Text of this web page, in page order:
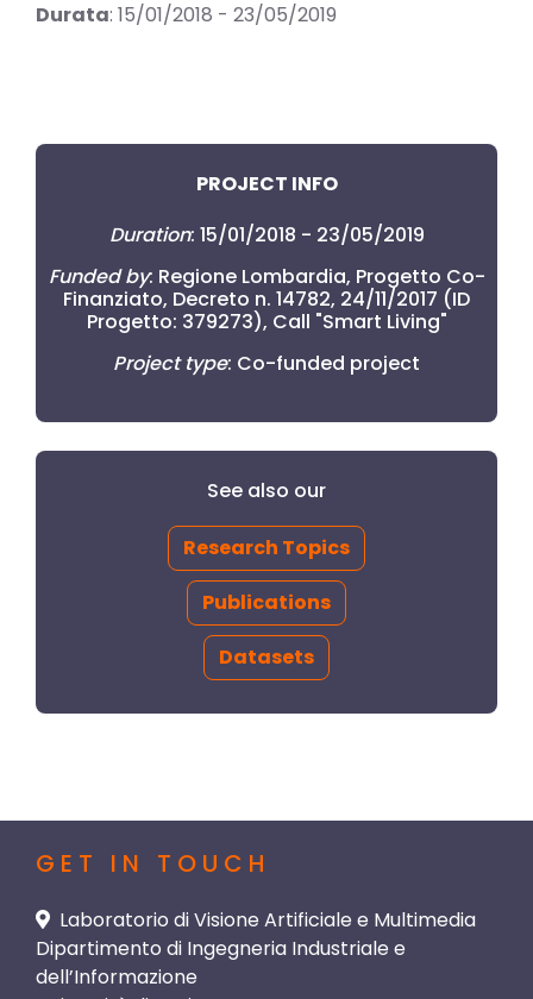
Durata: 15/01/2018 - 23/05/2019
PROJECT INFO
Duration: 15/01/2018 - 23/05/2019
Funded by: Regione Lombardia, Progetto Co-
Finanziato, Decreto n. 14782, 24/11/2017 (ID
Progetto: 379273), Call "Smart Living"
Project type: Co-funded project
See also our
Research Topics
Publications
Datasets
GET IN TOUCH
Laboratorio di Visione Artificiale e Multimedia
Dipartimento di Ingegneria Industriale e
dell’Informazione